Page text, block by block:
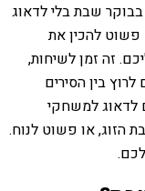
שבת בלי לדאוג
פשוט להכין את
זה זמן לשיחות,
בין הסירים
לדאוג למשחקי
הזוג, או פשוט לנוח.